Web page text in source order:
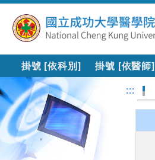
掛號 [依科別] 掛號 [依醫師]
:::